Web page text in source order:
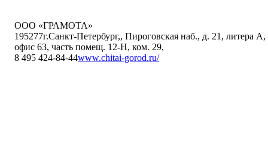
ООО «ГРАМОТА»
195277г.Санкт-Петербург,, Пироговская наб., д. 21, литера А,
офис 63, часть помещ. 12-Н, ком. 29,
8 495 424-84-44www.chitai-gorod.ru/